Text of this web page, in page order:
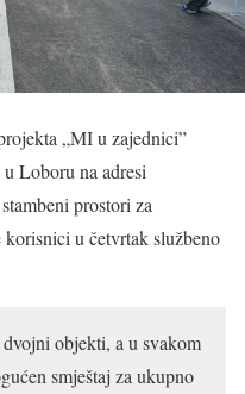
„MI u zajednici”
Loboru na adresi
prostori za
korisnici u četvrtak službeno
objekti, a u svakom
smještaj za ukupno